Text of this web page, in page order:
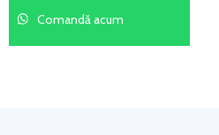
Comandă acum